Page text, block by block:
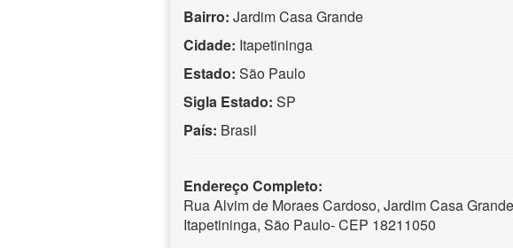
Bairro: Jardim Casa Grande
Cidade: Itapetininga
Estado: São Paulo
Sigla Estado: SP
País: Brasil
Endereço Completo:
Rua Alvim de Moraes Cardoso, Jardim Casa
Itapetininga, São Paulo- CEP 18211050